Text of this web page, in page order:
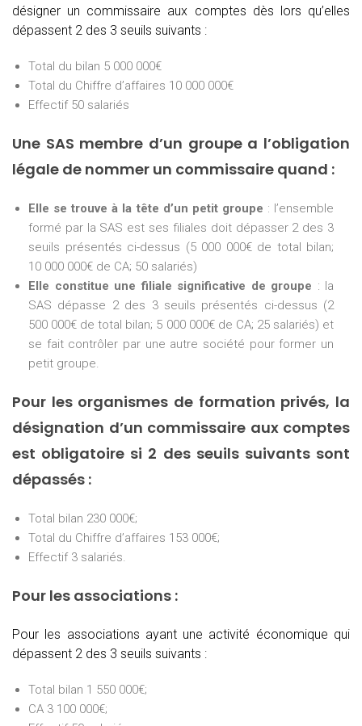
désigner un commissaire aux comptes dès lors qu’elles
dépassent 2 des 3 seuils suivants :
Total du bilan 5 000 000€
Total du Chiffre d’affaires 10 000 000€
Effectif 50 salariés
Une SAS membre d’un groupe a l’obligation
légale de nommer un commissaire quand :
Elle se trouve à la tête d’un petit groupe : l’ensemble
formé par la SAS est ses filiales doit dépasser 2 des 3
seuils présentés ci-dessus (5 000 000€ de total bilan;
10 000 000€ de CA; 50 salariés)
Elle constitue une filiale significative de groupe : la
SAS dépasse 2 des 3 seuils présentés ci-dessus (2
500 000€ de total bilan; 5 000 000€ de CA; 25 salariés) et
se fait contrôler par une autre société pour former un
petit groupe.
Pour les organismes de formation privés, la
désignation d’un commissaire aux comptes
est obligatoire si 2 des seuils suivants sont
dépassés :
Total bilan 230 000€;
Total du Chiffre d’affaires 153 000€;
Effectif 3 salariés.
Pour les associations :
Pour les associations ayant une activité économique qui
dépassent 2 des 3 seuils suivants :
Total bilan 1 550 000€;
CA 3 100 000€;